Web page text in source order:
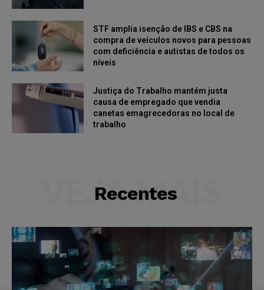
STF amplia isenção de IBS e CBS na
compra de veículos novos para pessoas
com deficiência e autistas de todos os
níveis
Justiça do Trabalho mantém justa
causa de empregado que vendia
canetas emagrecedoras no local de
trabalho
Recentes
VEJA MAIS